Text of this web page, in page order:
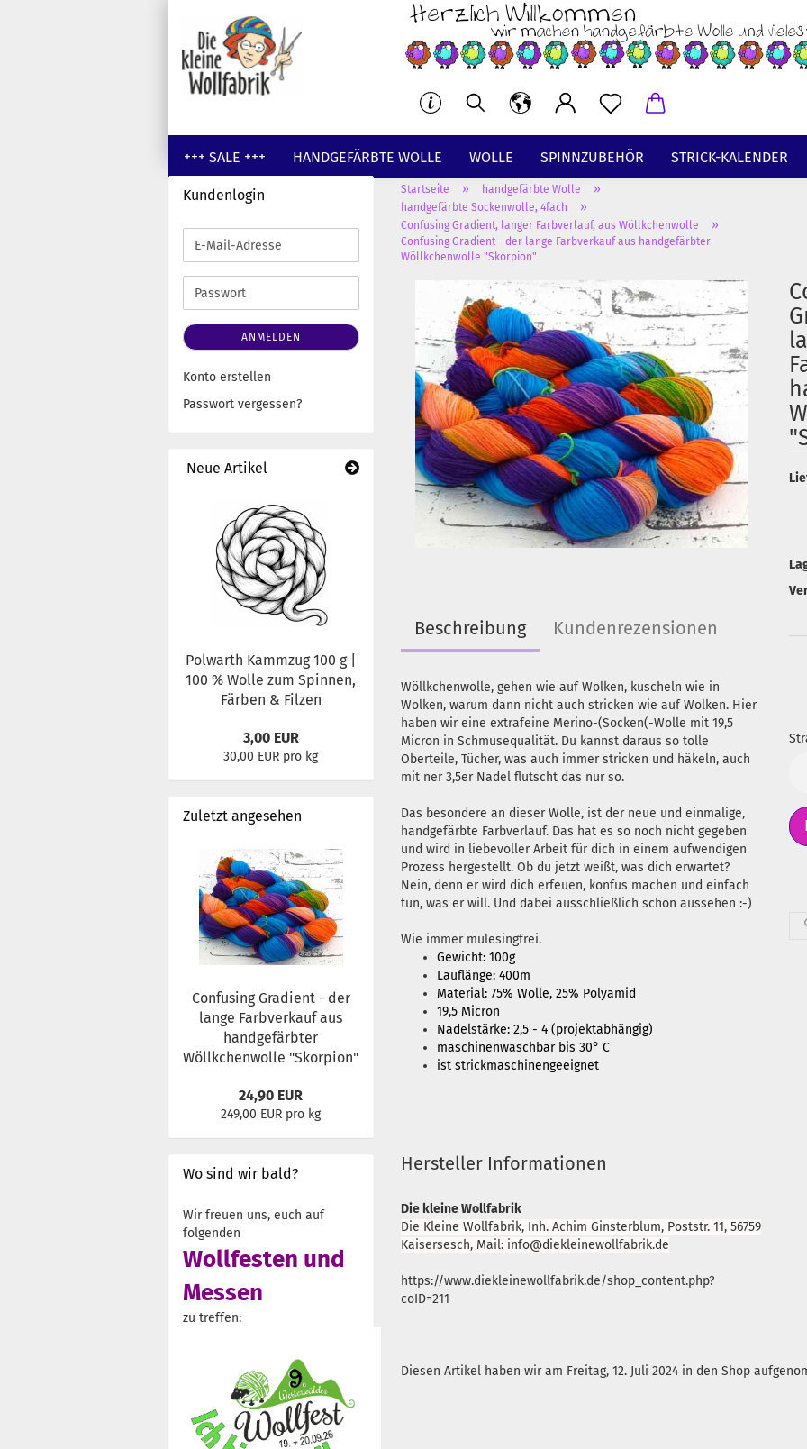
+++ SALE +++ HANDGEFÄRBTE WOLLE WOLLE SPINNZUBEHÖR STRICK-KALENDER
GUTSCHEINE WOLLE UNGEFÄRBT
Startseite » handgefärbte Wolle »
handgefärbte Sockenwolle, 4fach »
Confusing Gradient, langer Farbverlauf, aus Wöllkchenwolle »
Confusing Gradient - der lange Farbverkauf aus handgefärbter
Wöllkchenwolle "Skorpion"
Beschreibung Kundenrezensionen
Wöllkchenwolle, gehen wie auf Wolken, kuscheln wie in
Wolken, warum dann nicht auch stricken wie auf Wolken. Hier
haben wir eine extrafeine Merino-(Socken(-Wolle mit 19,5
Micron in Schmusequalität. Du kannst daraus so tolle
Oberteile, Tücher, was auch immer stricken und häkeln, auch
mit ner 3,5er Nadel flutscht das nur so.
Das besondere an dieser Wolle, ist der neue und einmalige,
handgefärbte Farbverlauf. Das hat es so noch nicht gegeben
und wird in liebevoller Arbeit für dich in einem aufwendigen
Prozess hergestellt. Ob du jetzt weißt, was dich erwartet?
Nein, denn er wird dich erfeuen, konfus machen und einfach
tun, was er will. Und dabei ausschließlich schön aussehen :-)
Wie immer mulesingfrei.
Gewicht: 100g
Lauflänge: 400m
Material: 75% Wolle, 25% Polyamid
19,5 Micron
Nadelstärke: 2,5 - 4 (projektabhängig)
maschinenwaschbar bis 30° C
ist strickmaschinengeeignet
Hersteller Informationen
Die kleine Wollfabrik
Die Kleine Wollfabrik, Inh. Achim Ginsterblum, Poststr. 11, 56759
Kaisersesch, Mail: info@diekleinewollfabrik.de
https://www.diekleinewollfabrik.de/shop_content.php?
coID=211
Diesen Artikel haben wir am Freitag, 12. Juli 2024 in den Shop
Kundenlogin
E-
Mail-
Adresse
Passwort
ANMELDEN
Konto erstellen
Passwort vergessen?
Neue Artikel
Polwarth Kammzug 100 g |
100 % Wolle zum Spinnen,
Färben & Filzen
3,00 EUR
30,00 EUR pro kg
Zuletzt angesehen
Confusing Gradient - der
lange Farbverkauf aus
handgefärbter
Wöllkchenwolle "Skorpion"
24,90 EUR
249,00 EUR pro kg
Wo sind wir bald?
Wir freuen uns, euch auf
folgenden
Wollfesten und
Messen
zu treffen: